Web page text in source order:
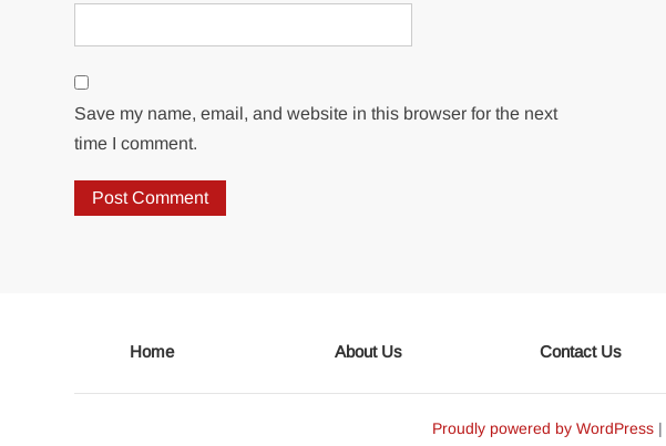
Save my name, email, and website in this browser for the next
time I comment.
Home About Us Contact Us
Proudly powered by WordPress |